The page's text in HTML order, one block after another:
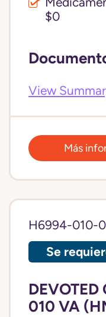
$0
View
Más
H6994-010-
Se
DEVOTED
010 VA